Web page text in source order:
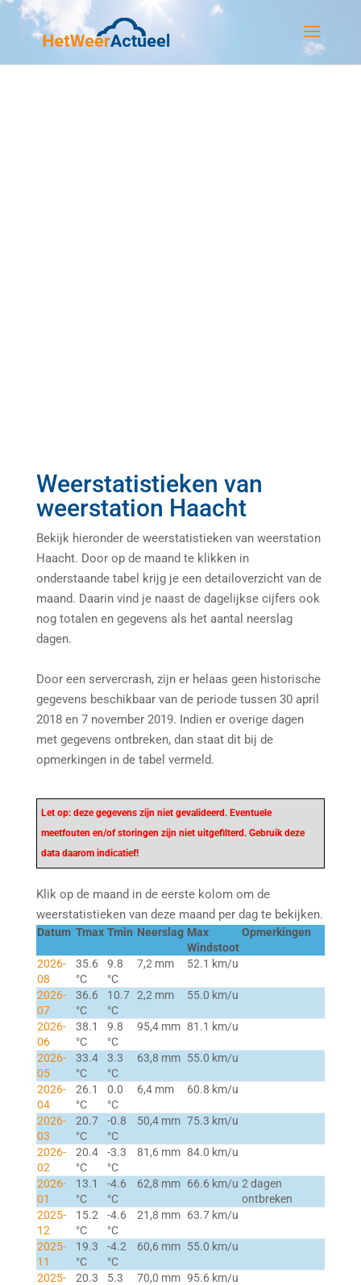
Weerstatistieken van
weerstation Haacht
Bekijk hieronder de weerstatistieken van weerstation
Haacht. Door op de maand te klikken in
onderstaande tabel krijg je een detailoverzicht van de
maand. Daarin vind je naast de dagelijkse cijfers ook
nog totalen en gegevens als het aantal neerslag
dagen.
Door een servercrash, zijn er helaas geen historische
gegevens beschikbaar van de periode tussen 30 april
2018 en 7 november 2019. Indien er overige dagen
met gegevens ontbreken, dan staat dit bij de
opmerkingen in de tabel vermeld.
Let op: deze gegevens zijn niet gevalideerd. Eventuele
meetfouten en/of storingen zijn niet uitgefilterd. Gebruik deze
data daarom indicatief!
Klik op de maand in de eerste kolom om de
weerstatistieken van deze maand per dag te bekijken.
Datum Tmax Tmin Neerslag Max
Windstoot
Opmerkingen
2026-
08
35.6
°C
9.8
°C
7,2 mm 52.1 km/u
2026-
07
36.6
°C
10.7
°C
2,2 mm 55.0 km/u
2026-
06
38.1
°C
9.8
°C
95,4 mm 81.1 km/u
2026-
05
33.4
°C
3.3
°C
63,8 mm 55.0 km/u
2026-
04
26.1
°C
0.0
°C
6,4 mm 60.8 km/u
2026-
03
20.7
°C
-0.8
°C
50,4 mm 75.3 km/u
2026-
02
20.4
°C
-3.3
°C
81,6 mm 84.0 km/u
2026-
01
13.1
°C
-4.6
°C
62,8 mm 66.6 km/u 2 dagen
ontbreken
2025-
12
15.2
°C
-4.6
°C
21,8 mm 63.7 km/u
2025-
11
19.3
°C
-4.2
°C
60,6 mm 55.0 km/u
2025-
20.3
5.3
70,0 mm 95.6 km/u